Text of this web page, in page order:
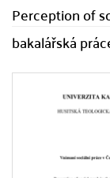
Perception of
bakalářská